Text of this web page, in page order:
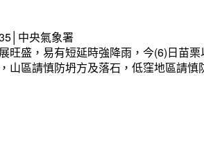
中央氣象署
旺盛，易有短延時強降雨，今(6)日苗
山區請慎防坍方及落石，低窪地區請